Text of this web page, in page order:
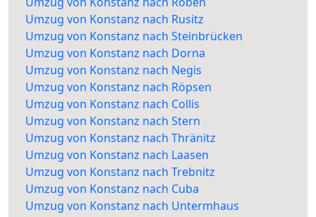
Umzug von Konstanz nach Rusitz
Umzug von Konstanz nach Steinbrücken
Umzug von Konstanz nach Dorna
Umzug von Konstanz nach Negis
Umzug von Konstanz nach Röpsen
Umzug von Konstanz nach Collis
Umzug von Konstanz nach Stern
Umzug von Konstanz nach Thränitz
Umzug von Konstanz nach Laasen
Umzug von Konstanz nach Trebnitz
Umzug von Konstanz nach Cuba
Umzug von Konstanz nach Untermhaus